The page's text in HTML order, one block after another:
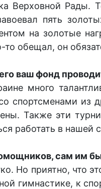
Верховной Рады.
пять
на золотые
то обещал, он
ваш фонд
много
спортсменами из
Также эти
работать в нашей
сам им
Но приятно, что
гимнастике, к